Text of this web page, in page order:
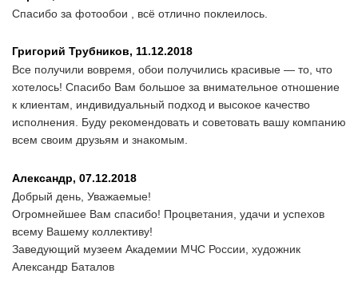
Спасибо за фотообои , всё отлично поклеилось.
Григорий Трубников, 11.12.2018
Все получили вовремя, обои получились красивые — то, что
хотелось! Спасибо Вам большое за внимательное отношение
к клиентам, индивидуальный подход и высокое качество
исполнения. Буду рекомендовать и советовать вашу компанию
всем своим друзьям и знакомым.
Александр, 07.12.2018
Добрый день, Уважаемые!
Огромнейшее Вам спасибо! Процветания, удачи и успехов
всему Вашему коллективу!
Заведующий музеем Академии МЧС России, художник
Александр Баталов